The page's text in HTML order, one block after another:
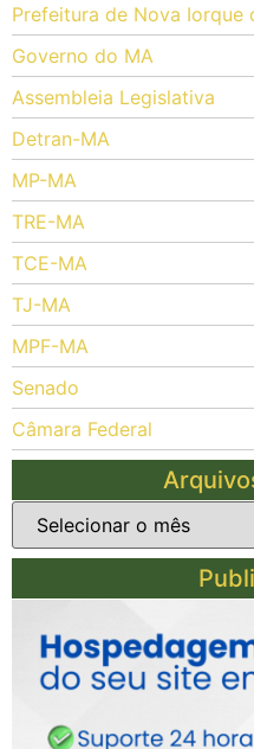
Prefeitura de Nova Iorque
Governo do MA
Assembleia Legislativa
Detran-MA
MP-MA
TRE-MA
TCE-MA
TJ-MA
MPF-MA
Senado
Câmara Federal